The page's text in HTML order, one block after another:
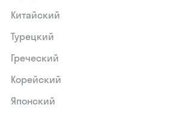
Китайский
Турецкий
Греческий
Корейский
Японский